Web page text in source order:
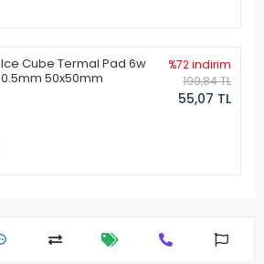
Ice Cube Termal Pad 6w
0.5mm 50x50mm
%72 indirim
199,84 TL
55,07 TL